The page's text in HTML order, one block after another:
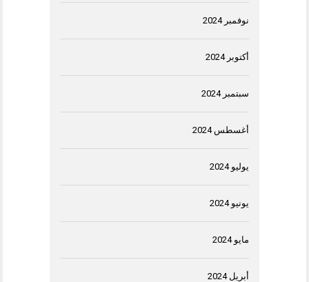
نوفمبر 2024
أكتوبر 2024
سبتمبر 2024
أغسطس 2024
يوليو 2024
يونيو 2024
مايو 2024
أبريل 2024